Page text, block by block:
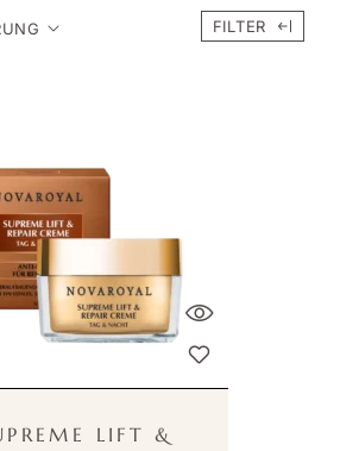
FILTER
LIFT &